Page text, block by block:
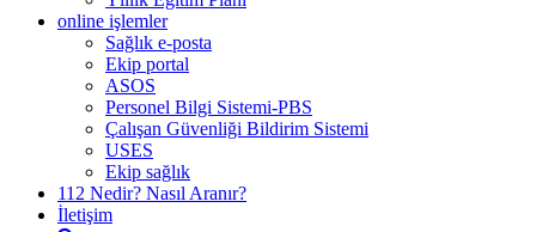
online işlemler
Sağlık e-posta
Ekip portal
ASOS
Personel Bilgi Sistemi-PBS
Çalışan Güvenliği Bildirim Sistemi
USES
Ekip sağlık
112 Nedir? Nasıl Aranır?
İletişim